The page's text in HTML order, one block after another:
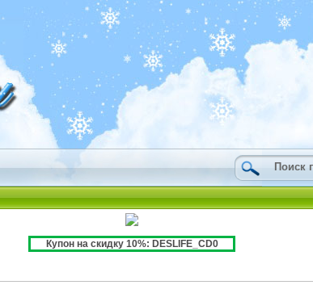
Купон на скидку 10%: DESLIFE_CD0